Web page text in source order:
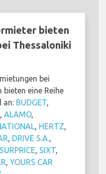
bieten
Thessaloniki
bei
eine Reihe
an: BUDGET
, ALAMO,
HERTZ
DRIVE S.A.
SURPRICE SIXT
YOURS CAR